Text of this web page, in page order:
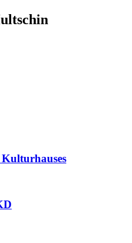
Kulturhauses